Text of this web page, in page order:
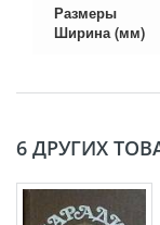
Размеры
Ширина (мм)
6 ДРУГИХ